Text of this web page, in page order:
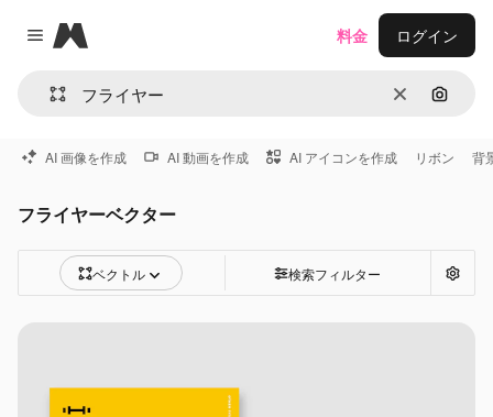
Close menu
Magnific
消去 画像で
料金 ログイン
AI 画像を作成 AI 動画を作成 AI アイコンを作成 リボン 背
フライヤーベクター
ベクトル 検索フィルター